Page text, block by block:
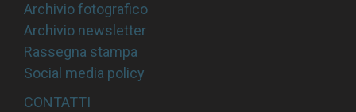
Archivio fotografico
Archivio newsletter
Rassegna stampa
Social media policy
CONTATTI